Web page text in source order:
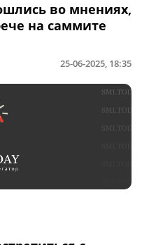
во мнениях,
на саммите
25-06-2025, 18:35